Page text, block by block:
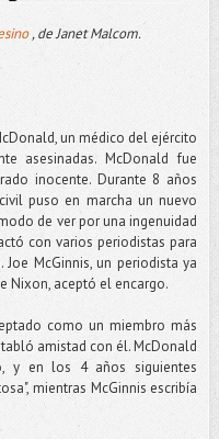
, de Janet Malcom.
un médico del ejército
asesinadas. McDonald fue
inocente. Durante 8 años
puso en marcha un nuevo
de ver por una ingenuidad
con varios periodistas para
McGinnis, un periodista ya
Nixon, aceptó el encargo.
como un miembro más
amistad con él. McDonald
y en los 4 años siguientes
mientras McGinnis escribía